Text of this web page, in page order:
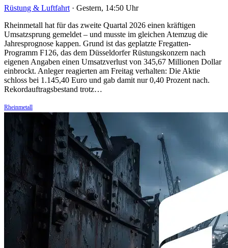
Rüstung & Luftfahrt · Gestern, 14:50 Uhr
Rheinmetall hat für das zweite Quartal 2026 einen kräftigen
Umsatzsprung gemeldet – und musste im gleichen Atemzug die
Jahresprognose kappen. Grund ist das geplatzte Fregatten-
Programm F126, das dem Düsseldorfer Rüstungskonzern nach
eigenen Angaben einen Umsatzverlust von 345,67 Millionen Dollar
einbrockt. Anleger reagierten am Freitag verhalten: Die Aktie
schloss bei 1.145,40 Euro und gab damit nur 0,40 Prozent nach.
Rekordauftragsbestand trotz…
Rheinmetall